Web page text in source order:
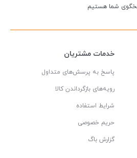
خدمات مشتریان
پاسخ به پرسش‌های متداول
رویه‌های بازگرداندن کالا
شرایط استفاده
حریم خصوصی
گزارش باگ